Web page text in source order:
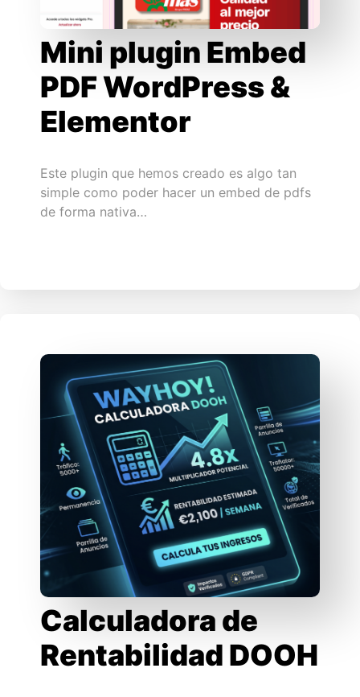
Mini plugin Embed
PDF WordPress &
Elementor
Este plugin que hemos creado es algo tan
simple como poder hacer un embed de pdfs
de forma nativa…
Calculadora de
Rentabilidad DOOH